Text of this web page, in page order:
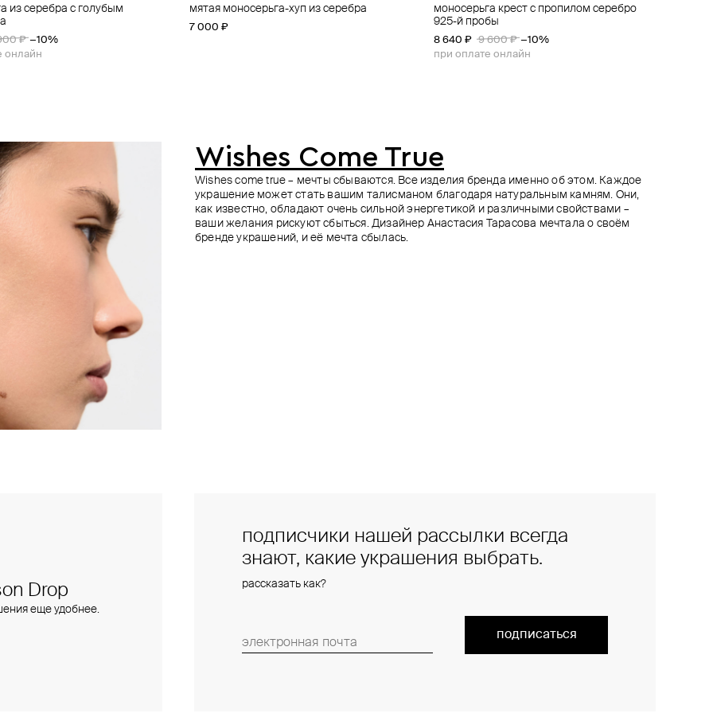
из серебра с голубым
₽ −10%
онлайн
мятая моносерьга-хуп из серебра
7 000 ₽
моносерьга крест с пропилом серебро
925-й пробы
8 640 ₽ 9 600 ₽ −10%
при оплате онлайн
blade
серьги из серебра «узор» с хризопразами
9 100 ₽
матовый кафф из серебра plump
7 800 ₽
plump
пусеты из серебра «гортензия» средние
7 200 ₽
пусеты из серебра «семена»
5 900 ₽
curly
кафф из серебра signature link
9 500 ₽
серьги из серебра «узор» с гранатами
9 100 ₽
Wishes Come True
Wishes come true – мечты сбываются. Все изделия бренда именно об этом. Каждое
украшение может стать вашим талисманом благодаря натуральным камням. Они,
как известно, обладают очень сильной энергетикой и различными свойствами –
ваши желания рискуют сбыться. Дизайнер Анастасия Тарасова мечтала о своём
бренде украшений, и её мечта сбылась.
подписчики нашей рассылки всегда
знают, какие украшения выбрать.
рассказать как?
подписаться
Drop
еще удобнее.